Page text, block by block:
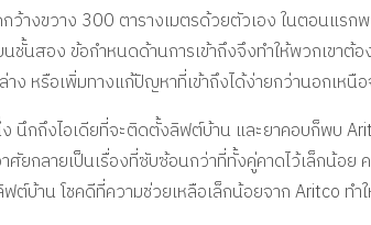
างขวาง 300 ตารางเมตรด้วยตัวเอง ในตอนแรก
นสอง ข้อกำหนดด้านการเข้าถึงจึงทำให้พวกเขา
หรือเพิ่มทางแก้ปัญหาที่เข้าถึงได้ง่ายกว่านอกเหนื
นึกถึงไอเดียที่จะติดตั้งลิฟต์บ้าน และยาคอบก็พบ
ยกลายเป็นเรื่องที่ซับซ้อนกว่าที่ทั้งคู่คาดไว้เล็กน้อย
ต์บ้าน โชคดีที่ความช่วยเหลือเล็กน้อยจาก Aritco ทำ